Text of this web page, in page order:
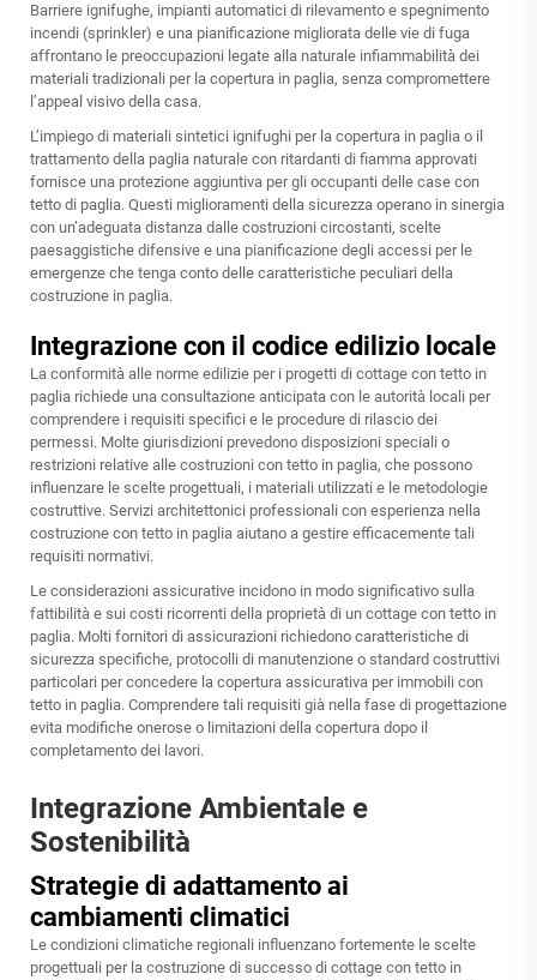
Barriere ignifughe, impianti automatici di rilevamento e spegnimento
incendi (sprinkler) e una pianificazione migliorata delle vie di fuga
affrontano le preoccupazioni legate alla naturale infiammabilità dei
materiali tradizionali per la copertura in paglia, senza compromettere
l’appeal visivo della casa.
L’impiego di materiali sintetici ignifughi per la copertura in paglia o il
trattamento della paglia naturale con ritardanti di fiamma approvati
fornisce una protezione aggiuntiva per gli occupanti delle case con
tetto di paglia. Questi miglioramenti della sicurezza operano in sinergia
con un’adeguata distanza dalle costruzioni circostanti, scelte
paesaggistiche difensive e una pianificazione degli accessi per le
emergenze che tenga conto delle caratteristiche peculiari della
costruzione in paglia.
Integrazione con il codice edilizio locale
La conformità alle norme edilizie per i progetti di cottage con tetto in
paglia richiede una consultazione anticipata con le autorità locali per
comprendere i requisiti specifici e le procedure di rilascio dei
permessi. Molte giurisdizioni prevedono disposizioni speciali o
restrizioni relative alle costruzioni con tetto in paglia, che possono
influenzare le scelte progettuali, i materiali utilizzati e le metodologie
costruttive. Servizi architettonici professionali con esperienza nella
costruzione con tetto in paglia aiutano a gestire efficacemente tali
requisiti normativi.
Le considerazioni assicurative incidono in modo significativo sulla
fattibilità e sui costi ricorrenti della proprietà di un cottage con tetto in
paglia. Molti fornitori di assicurazioni richiedono caratteristiche di
sicurezza specifiche, protocolli di manutenzione o standard costruttivi
particolari per concedere la copertura assicurativa per immobili con
tetto in paglia. Comprendere tali requisiti già nella fase di progettazione
evita modifiche onerose o limitazioni della copertura dopo il
completamento dei lavori.
Integrazione Ambientale e
Sostenibilità
Strategie di adattamento ai
cambiamenti climatici
Le condizioni climatiche regionali influenzano fortemente le scelte
progettuali per la costruzione di successo di cottage con tetto in